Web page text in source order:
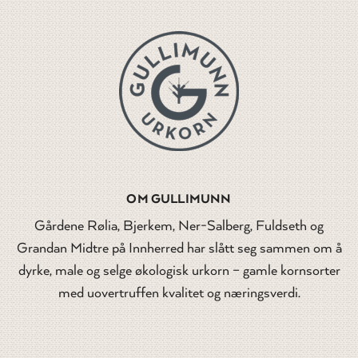
OM GULLIMUNN
Gårdene Rølia, Bjerkem, Ner-Salberg, Fuldseth og
Grandan Midtre på Innherred har slått seg sammen om å
dyrke, male og selge økologisk urkorn – gamle kornsorter
med uovertruffen kvalitet og næringsverdi.